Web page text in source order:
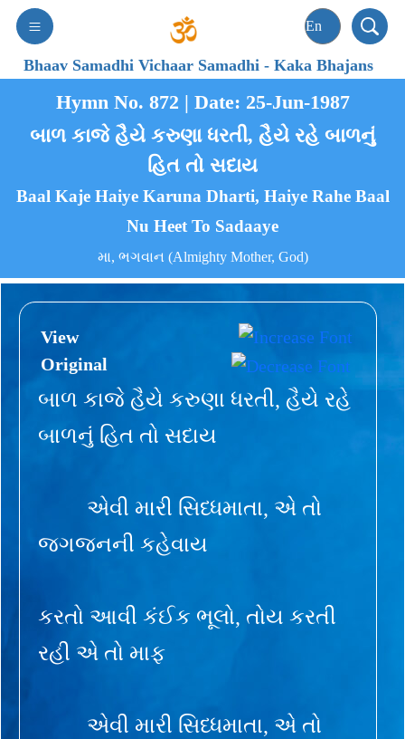
Bhaav Samadhi Vichaar Samadhi-Kaka Bhajans
Hymn No. 872 | Date: 25-Jun-1987
બાળ કાજે હૈયે કરુણા ધરતી, હૈયે રહે બાળનું
હિત તો સદાય
Baal Kaje Haiye Karuna Dharti, Haiye Rahe Baal
Nu Heet To Sadaaye
મા, ભગવાન (Almighty Mother, God)
View
Original
બાળ કાજે હૈયે કરુણા ધરતી, હૈયે રહે
બાળનું હિત તો સદાય
એવી મારી સિધ્ધમાતા, એ તો
જગજનની કહેવાય
કરતો આવી કંઈક ભૂલો, તોય કરતી
રહી એ તો માફ
એવી મારી સિધ્ધમાતા, એ તો